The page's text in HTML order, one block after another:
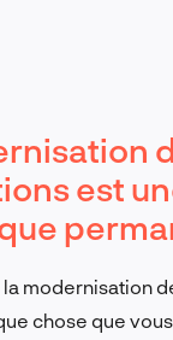
est
la modernisation
chose que